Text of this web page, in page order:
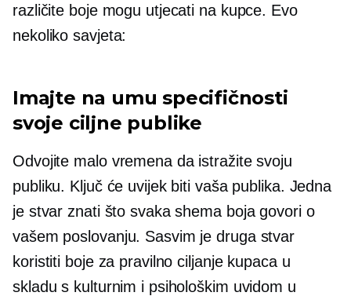
različite boje mogu utjecati na kupce. Evo
nekoliko savjeta:
Imajte na umu specifičnosti
svoje ciljne publike
Odvojite malo vremena da istražite svoju
publiku. Ključ će uvijek biti vaša publika. Jedna
je stvar znati što svaka shema boja govori o
vašem poslovanju. Sasvim je druga stvar
koristiti boje za pravilno ciljanje kupaca u
skladu s kulturnim i psihološkim uvidom u